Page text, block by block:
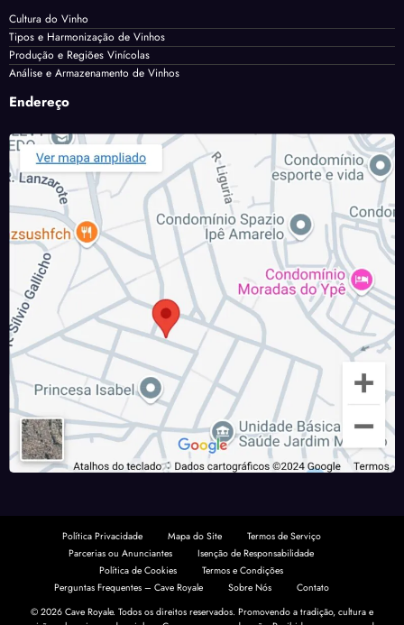
Cultura do Vinho
Tipos e Harmonização de Vinhos
Produção e Regiões Vinícolas
Análise e Armazenamento de Vinhos
Endereço
Política Privacidade Mapa do Site
Termos de Serviço
Parcerias ou Anunciantes
Isenção de Responsabilidade
Política de Cookies
Termos e Condições
Perguntas Frequentes – Cave Royale
Sobre Nós
Contato
© 2026 Cave Royale. Todos os direitos reservados. Promovendo a tradição, cultura e